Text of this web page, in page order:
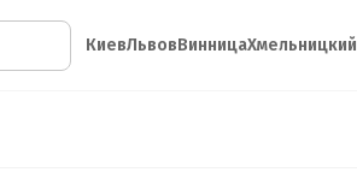
КиевЛьвовВинницаХмельницкий